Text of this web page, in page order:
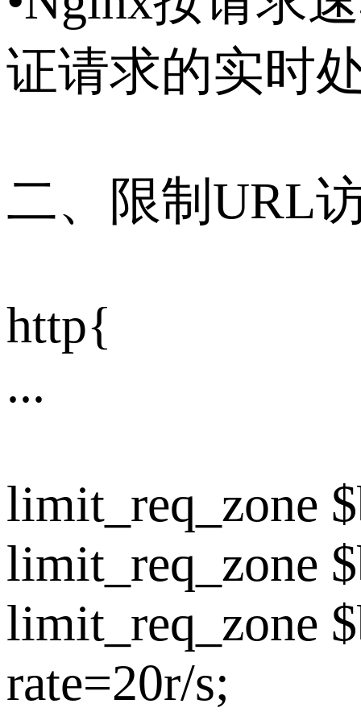
证请求的实时
二、限制URL
http{
...
limit_req_zone
limit_req_zone
limit_req_zone
rate=20r/s;